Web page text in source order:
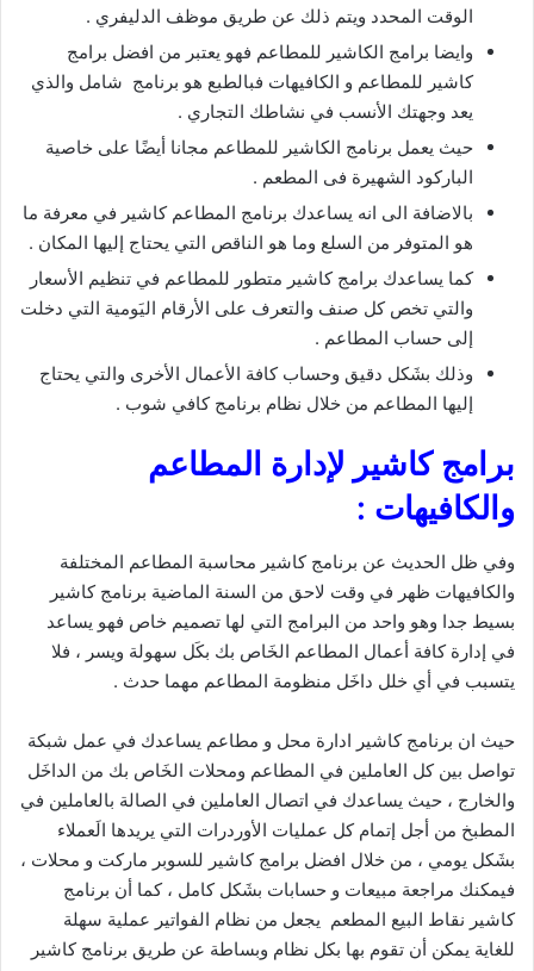
الوقت المحدد ويتم ذلك عن طريق موظف الدليفري .
وايضا برامج الكاشير للمطاعم فهو يعتبر من افضل برامج
كاشير للمطاعم و الكافيهات فبالطبع هو برنامج شامل والذي
يعد وجهتك الأنسب في نشاطك التجاري .
حيث يعمل برنامج الكاشير للمطاعم مجانا أيضًا على خاصية
الباركود الشهيرة فى المطعم .
بالاضافة الى انه يساعدك برنامج المطاعم كاشير في معرفة ما
هو المتوفر من السلع وما هو الناقص التي يحتاج إليها المكان .
كما يساعدك برامج كاشير متطور للمطاعم في تنظيم الأسعار
والتي تخص كل صنف والتعرف على الأرقام اليَومية التي دخلت
إلى حساب المطاعم .
وذلك بشَكل دقيق وحساب كافة الأعمال الأخرى والتي يحتاج
إليها المطاعم من خلال نظام برنامج كافي شوب .
برامج كاشير لإدارة المطاعم
والكافيهات :
وفي ظل الحديث عن برنامج كاشير محاسبة المطاعم المختلفة
والكافيهات ظهر في وقت لاحق من السنة الماضية برنامج كاشير
بسيط جدا وهو واحد من البرامج التي لها تصميم خاص فهو يساعد
في إدارة كافة أعمال المطاعم الخَاص بك بكَل سهولة ويسر ، فلا
يتسبب في أي خلل داخَل منظومة المطاعم مهما حدث .
حيث ان برنامج كاشير ادارة محل و مطاعم يساعدك في عمل شبكة
تواصل بين كل العاملين في المطاعم ومحلات الخَاص بك من الداخَل
والخارج ، حيث يساعدك في اتصال العاملين في الصالة بالعاملين في
المطبخ من أجل إتمام كل عمليات الأوردرات التي يريدها الَعملاء
بشَكل يومي ، من خلال افضل برامج كاشير للسوبر ماركت و محلات ،
فيمكنك مراجعة مبيعات و حسابات بشَكل كامل ، كما أن برنامج
كاشير نقاط البيع المطعم يجعل من نظام الفواتير عملية سهلة
للغاية يمكن أن تقوم بها بكل نظام وبساطة عن طريق برنامج كاشير